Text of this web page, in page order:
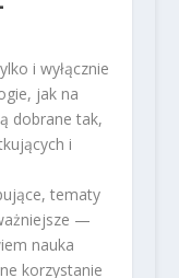
i wyłącznie
jak na
dobrane tak,
i
tematy
—
nauka
korzystanie